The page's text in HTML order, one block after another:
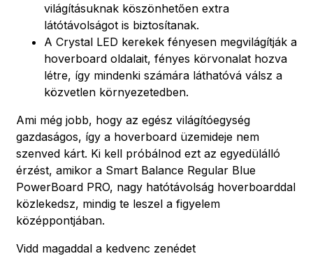
világításuknak köszönhetően extra
látótávolságot is biztosítanak.
A Crystal LED kerekek fényesen megvilágítják a
hoverboard oldalait, fényes körvonalat hozva
létre, így mindenki számára láthatóvá válsz a
közvetlen környezetedben.
Ami még jobb, hogy az egész világítóegység
gazdaságos, így a hoverboard üzemideje nem
szenved kárt. Ki kell próbálnod ezt az egyedülálló
érzést, amikor a Smart Balance Regular Blue
PowerBoard PRO, nagy hatótávolság hoverboarddal
közlekedsz, mindig te leszel a figyelem
középpontjában.
Vidd magaddal a kedvenc zenédet